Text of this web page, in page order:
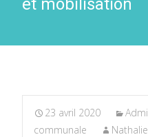
et mobilisation
23 avril 2020
communale